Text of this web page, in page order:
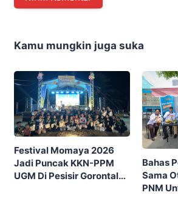
Kamu mungkin juga suka
Festival Momaya 2026
Jadi Puncak KKN-PPM
UGM Di Pesisir Gorontalo,
Bahas
Sama
PNM